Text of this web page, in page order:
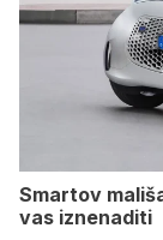
Smartov
vas iznenaditi